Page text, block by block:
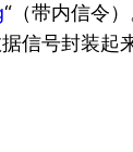
“（带内信令
信号封装起